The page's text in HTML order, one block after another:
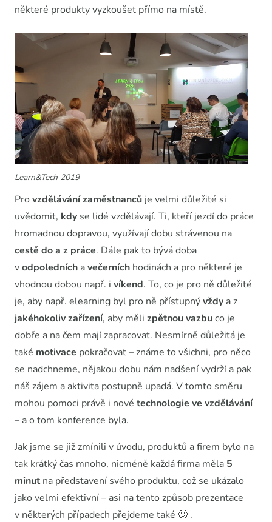
některé produkty vyzkoušet přímo na místě.
Learn&Tech 2019
Provzdělávání zaměstnanců je velmi důležité si
uvědomit, kdy se lidé vzdělávají. Ti, kteří jezdí do práce
hromadnou dopravou, využívají dobu strávenou na
cestě do a z práce. Dále pak to bývá doba
vodpoledních avečerních hodinách a pro některé je
vhodnou dobou např. i víkend. To, co je pro ně důležité
je, aby např. elearning byl pro ně přístupnývždy a z
jakéhokoliv zařízení, aby měli zpětnou vazbuco je
dobře a na čem mají zapracovat. Nesmírně důležitá je
také motivace pokračovat – známe to všichni, pro něco
se nadchneme, nějakou dobu nám nadšení vydrží a pak
náš zájem a aktivita postupně upadá. V tomto směru
mohou pomoci právě i nové technologie ve vzdělávání
– a o tom konference byla.
Jak jsme se již zmínili v úvodu, produktů a firem bylo na
tak krátký čas mnoho, nicméně každá firma měla 5
minutna představení svého produktu, což se ukázalo
jako velmi efektivní – asi na tento způsob prezentace
v některých případech přejdeme také 🙂 .